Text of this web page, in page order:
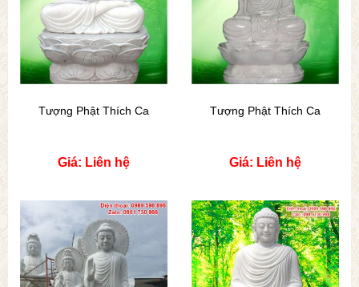
Tượng Phật Thích Ca
Giá: Liên hệ
Tượng Phật Thích Ca
Giá: Liên hệ